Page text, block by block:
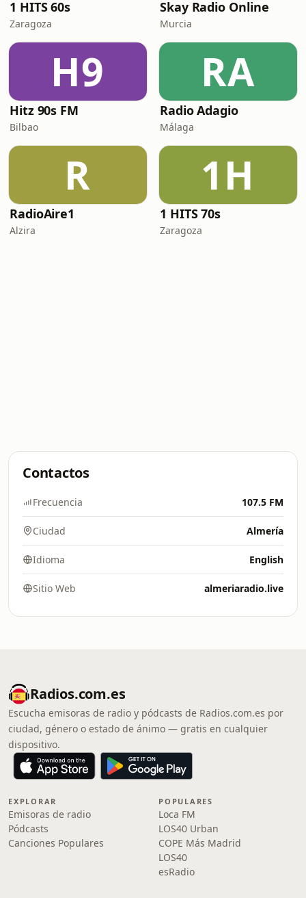
1 HITS 60s
Zaragoza
Skay Radio Online
Murcia
H9
Hitz 90s FM
Bilbao
RA
Radio Adagio
Málaga
R
RadioAire1
Alzira
1H
1 HITS 70s
Zaragoza
Contactos
Frecuencia 107.5 FM
Ciudad Almería
Idioma English
Sitio Web almeriaradio.live
Radios.com.es
Escucha emisoras de radio y pódcasts de Radios.com.es por
ciudad, género o estado de ánimo — gratis en cualquier
dispositivo.
EXPLORAR
Emisoras de radio
Pódcasts
Canciones Populares
POPULARES
Loca FM
LOS40 Urban
COPE Más Madrid
LOS40
esRadio